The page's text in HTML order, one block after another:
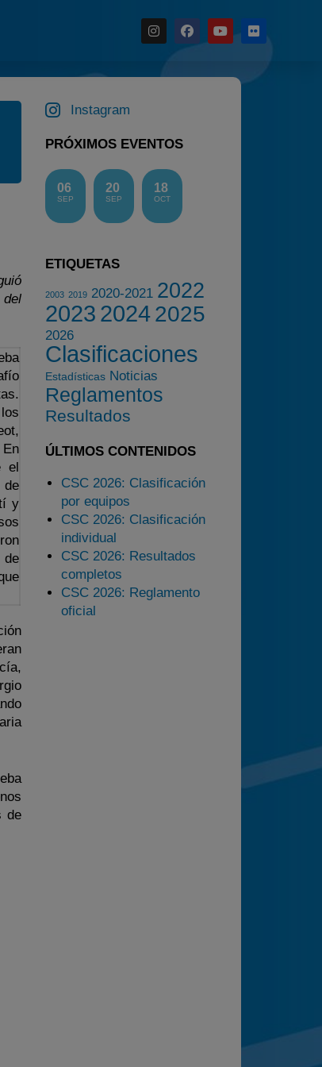
el
de
y
de
de
Instagram
PRÓXIMOS EVENTOS
06
SEP
20
SEP
18
OCT
ETIQUETAS
2003 2019 2020-2021 2022
2023 20242025
2026
Clasificaciones
Estadísticas Noticias
Reglamentos
Resultados
ÚLTIMOS CONTENIDOS
CSC 2026: Clasificación
por equipos
CSC 2026: Clasificación
individual
CSC 2026: Resultados
completos
CSC 2026: Reglamento
oficial